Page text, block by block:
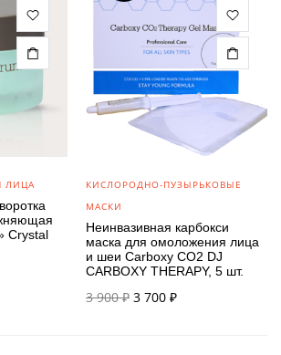
ЛИЦА
Crystal
КИСЛОРОДНО-ПУЗЫРЬКОВЫЕ
МАСКИ
Неинвазивная карбокси
маска для омоложения лица
и шеи Carboxy CO2 DJ
CARBOXY THERAPY, 5 шт.
3 900₽ Первоначальная
3 700 ₽Текущая